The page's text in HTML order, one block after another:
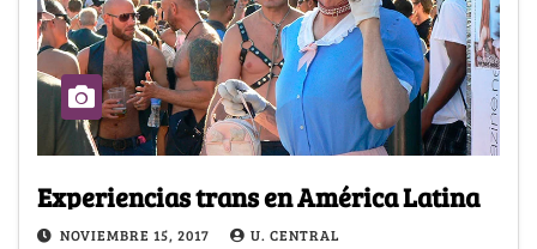
Experiencias trans en América Latina
NOVIEMBRE 15, 2017 U. CENTRAL